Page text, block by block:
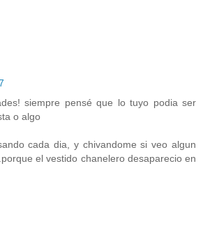
siempre pensé que lo tuyo podia ser
o algo
cada dia, y chivandome si veo algun
el vestido chanelero desaparecio en